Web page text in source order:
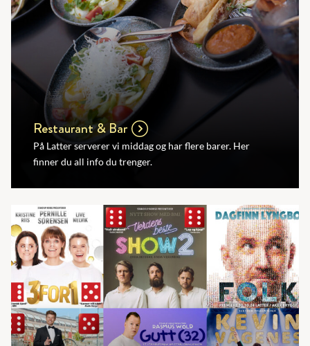
Restaurant & Bar
På Latter serverer vi middag og har flere barer. Her
finner du all info du trenger.